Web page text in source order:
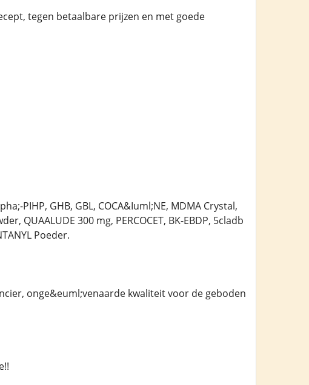
tegen betaalbare prijzen en met goede
PIHP, GHB, GBL, COCA&Iuml;NE, MDMA Crystal,
QUAALUDE 300 mg, PERCOCET, BK-EBDP, 5cladb
Poeder.
onge&euml;venaarde kwaliteit voor de geboden